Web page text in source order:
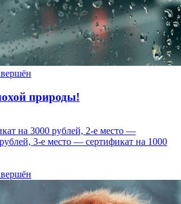
природы!
на 3000 рублей, 2-е место —
3-е место — сертификат на 1000